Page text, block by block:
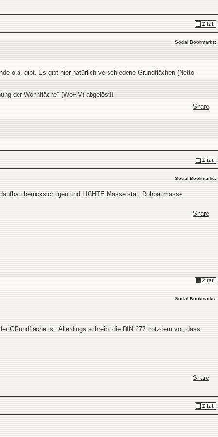
Social Bookmarks:
o.ä. gibt. Es gibt hier natürlich verschiedene Grundflächen (Netto-
der Wohnfläche" (WoFlV) abgelöst!!
Share
Social Bookmarks:
berücksichtigen und LICHTE Masse statt Rohbaumasse
Share
Social Bookmarks:
GRundfläche ist. Allerdings schreibt die DIN 277 trotzdem vor, dass
Share